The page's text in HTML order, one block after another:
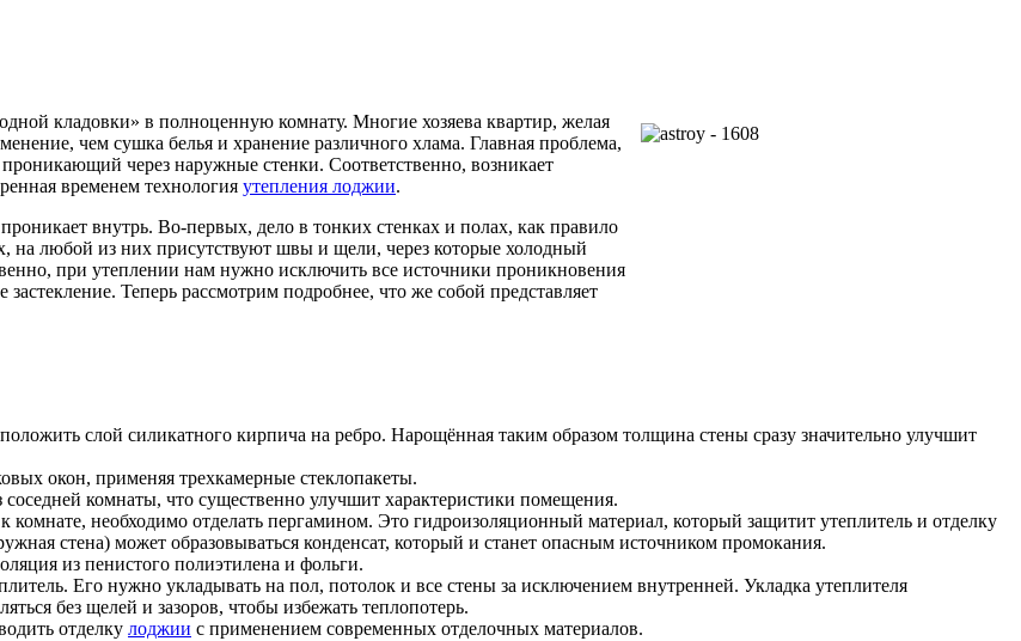
кладовки» в полноценную комнату. Многие хозяева квартир, желая
чем сушка белья и хранение различного хлама. Главная проблема,
через наружные стенки. Соответственно, возникает
временем технология утепления лоджии.
внутрь. Во-первых, дело в тонких стенках и полах, как правило
на любой из них присутствуют швы и щели, через которые холодный
при утеплении нам нужно исключить все источники проникновения
Теперь рассмотрим подробнее, что же собой представляет
слой силикатного кирпича на ребро. Нарощённая таким образом толщина стены сразу значительно улучшит
окон, применяя трехкамерные стеклопакеты.
комнаты, что существенно улучшит характеристики помещения.
необходимо отделать пергамином. Это гидроизоляционный материал, который защитит утеплитель и отделку
стена) может образовываться конденсат, который и станет опасным источником промокания.
из пенистого полиэтилена и фольги.
Его нужно укладывать на пол, потолок и все стены за исключением внутренней. Укладка утеплителя
без щелей и зазоров, чтобы избежать теплопотерь.
отделку лоджии с применением современных отделочных материалов.